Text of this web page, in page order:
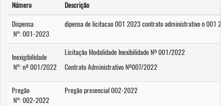
Número
Descrição
Dispensa
N°: 001-2023
dipensa de licitacao 001 2023 contrato administrativo n 001
Inexigibilidade
N°: nº 001/2022
Licitação Modalidade Inexibilidade Nº 001/2022
Contrato Administrativo Nº007/2022
Pregão
N°: 002-2022
Pregão presencial 002-2022